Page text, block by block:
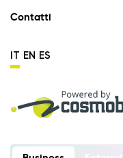
Contatti
IT EN ES